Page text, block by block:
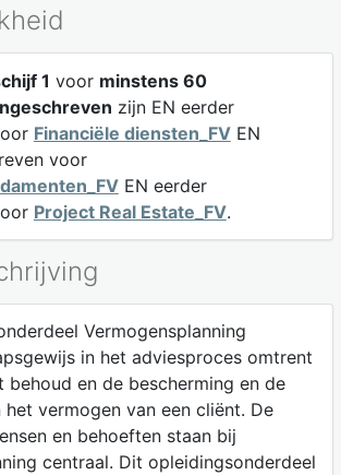
1 voor minstens 60
zijn EN eerder
Financiële diensten_FVEN
voor
EN eerder
Project Real Estate_FV.
Vermogensplanning
in het adviesproces omtrent
behoud en de bescherming en de
vermogen van een cliënt. De
en behoeften staan bij
centraal. Dit opleidingsonderdeel